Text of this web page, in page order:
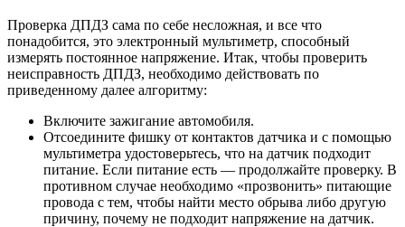
Проверка ДПДЗ сама по себе несложная, и все что
понадобится, это электронный мультиметр, способный
измерять постоянное напряжение. Итак, чтобы проверить
неисправность ДПДЗ, необходимо действовать по
приведенному далее алгоритму:
Включите зажигание автомобиля.
Отсоедините фишку от контактов датчика и с помощью
мультиметра удостоверьтесь, что на датчик подходит
питание. Если питание есть — продолжайте проверку. В
противном случае необходимо «прозвонить» питающие
провода с тем, чтобы найти место обрыва либо другую
причину, почему не подходит напряжение на датчик.